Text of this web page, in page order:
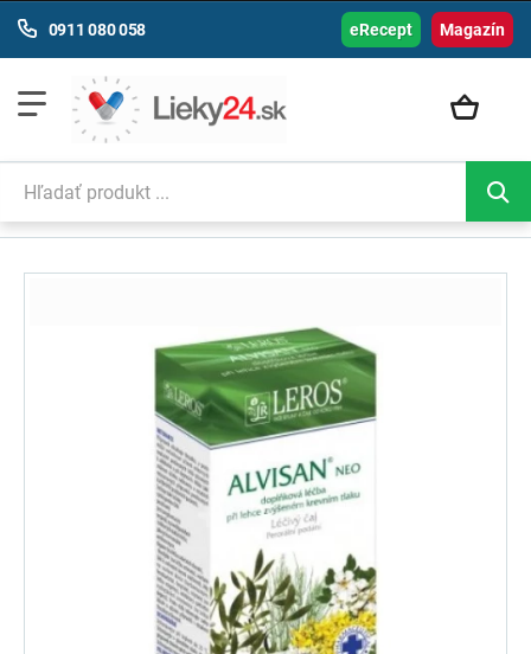
Magazín
0911 080 058 eRecept